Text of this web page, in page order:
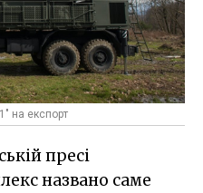
на експорт
пресі
названо саме